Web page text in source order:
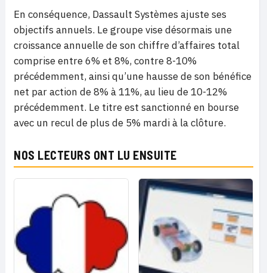
En conséquence, Dassault Systèmes ajuste ses
objectifs annuels. Le groupe vise désormais une
croissance annuelle de son chiffre d’affaires total
comprise entre 6% et 8%, contre 8-10%
précédemment, ainsi qu’une hausse de son bénéfice
net par action de 8% à 11%, au lieu de 10-12%
précédemment. Le titre est sanctionné en bourse
avec un recul de plus de 5% mardi à la clôture.
NOS LECTEURS ONT LU ENSUITE